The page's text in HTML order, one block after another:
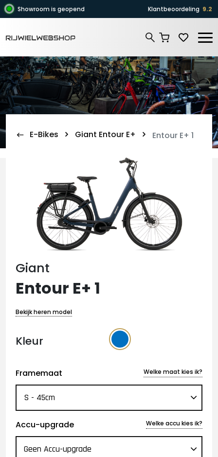
Zoeken
Showroom is geopend Klantbeoordeling 9.2
E-Bikes Giant Entour E+ Entour E+ 1
Giant
Entour E+ 1
Bekijk heren model
Kleur
Framemaat Welke maat kies ik?
Accu-upgrade Welke accu kies ik?